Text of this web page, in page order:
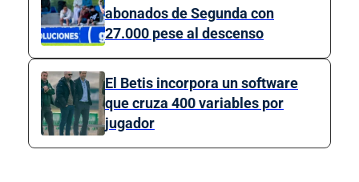
abonados de Segunda con
27.000 pese al descenso
El Betis incorpora un software
que cruza 400 variables por
jugador